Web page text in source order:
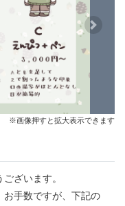
Next
※画像押すと拡大表示できます
ざいます。
お手数ですが、下記の